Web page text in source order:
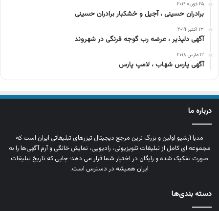
۲۵ فوریه ۲۰۱۹
برادران حسینی ، آجیل و خشکبار برادران حسینی
۱۳ اکتبر ۲۰۱۹
آگهی دلپذیر ، عرضه رب گوجه فرنگی در شهروند
۱۲ مارس ۲۰۱۸
آگهی پارس شهاب ، لامپ پارس
درباره ما
مدیا آرشیو اولین و بزرگ‌ ترین مرجع دیجیتال تیزرهای تبلیغاتی ایران است که
مجموعه‌ ای کامل از تبلیغات تلویزیونی، رادیویی، نمایش خانگی و آرم‌ آگهی‌ها را به‌
صورت تفکیک‌ شده و رایگان در اختیار شما قرار می‌ دهد؛ جایی که تاریخ تبلیغات
ایران همیشه در دسترس است.
دسته بندی‌ها